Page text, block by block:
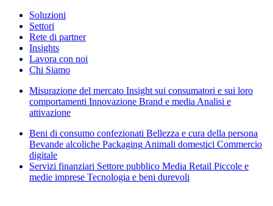
Soluzioni
Settori
Rete di partner
Insights
Lavora con noi
Chi Siamo
Misurazione del mercato Insight sui consumatori e sui loro
comportamenti Innovazione Brand e media Analisi e
attivazione
Beni di consumo confezionati Bellezza e cura della persona
Bevande alcoliche Packaging Animali domestici Commercio
digitale
Servizi finanziari Settore pubblico Media Retail Piccole e
medie imprese Tecnologia e beni durevoli